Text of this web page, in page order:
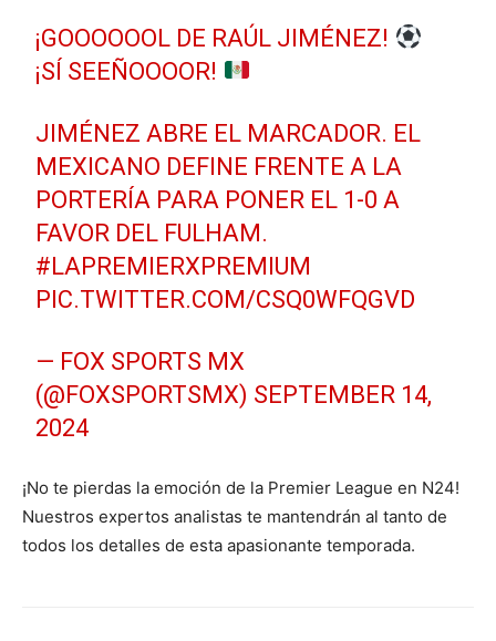
¡GOOOOOOL DE RAÚL JIMÉNEZ!
¡SÍ SEEÑOOOOR!
JIMÉNEZ ABRE EL MARCADOR. EL
MEXICANO DEFINE FRENTE A LA
PORTERÍA PARA PONER EL 1-0 A
FAVOR DEL FULHAM.
#LAPREMIERXPREMIUM
PIC.TWITTER.COM/CSQ0WFQGVD
— FOX SPORTS MX
(@FOXSPORTSMX) SEPTEMBER 14,
2024
¡No te pierdas la emoción de la Premier League en N24!
Nuestros expertos analistas te mantendrán al tanto de
todos los detalles de esta apasionante temporada.